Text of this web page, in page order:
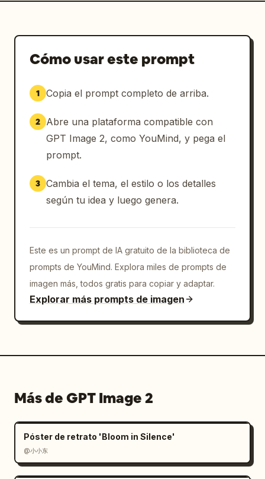
Cómo usar este prompt
1 Copia el prompt completo de arriba.
2
Abre una plataforma compatible con
GPT Image 2, como YouMind, y pega el
prompt.
3 Cambia el tema, el estilo o los detalles
según tu idea y luego genera.
Este es un prompt de IA gratuito de la biblioteca de
prompts de YouMind. Explora miles de prompts de
imagen más, todos gratis para copiar y adaptar.
Explorar más prompts de imagen
Más de GPT Image 2
Póster de retrato 'Bloom in Silence'
@小小东